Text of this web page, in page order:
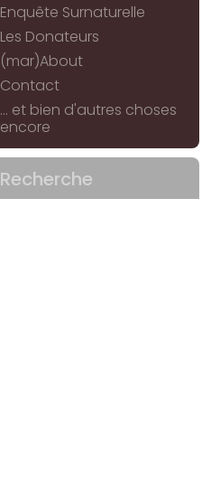
Enquête Surnaturelle
Les Donateurs
(mar)About
Contact
... et bien d'autres choses
encore
Recherche